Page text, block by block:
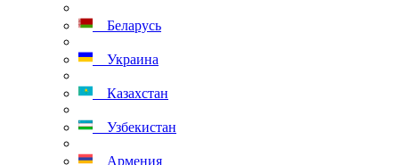
Беларусь
Украина
Казахстан
Узбекистан
Армения